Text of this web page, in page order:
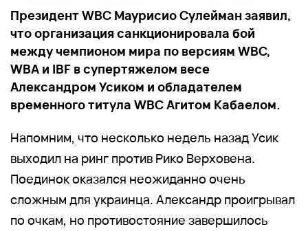
Президент WBC Маурисио Сулейман заявил,
что организация санкционировала бой
между чемпионом мира по версиям WBC,
WBA и IBF в супертяжелом весе
Александром Усиком и обладателем
временного титула WBC Агитом Кабаелом.
Напомним, что несколько недель назад Усик
выходил на ринг против Рико Верховена.
Поединок оказался неожиданно очень
сложным для украинца. Александр проигрывал
по очкам, но противостояние завершилось